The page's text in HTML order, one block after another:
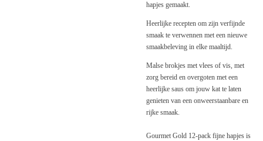
hapjes gemaakt.
Heerlijke recepten om zijn verfijnde
smaak te verwennen met een nieuwe
smaakbeleving in elke maaltijd.
Malse brokjes met vlees of vis, met
zorg bereid en overgoten met een
heerlijke saus om jouw kat te laten
genieten van een onweerstaanbare en
rijke smaak.
Gourmet Gold 12-pack fijne hapjes is